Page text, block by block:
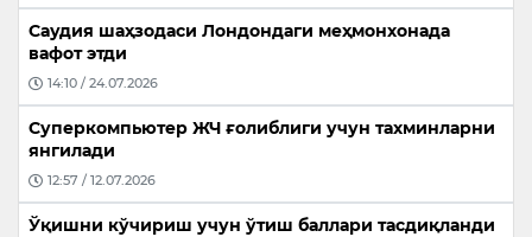
Саудия шаҳзодаси Лондондаги меҳмонхонада
вафот этди
14:10 / 24.07.2026
Суперкомпьютер ЖЧ ғолиблиги учун тахминларни
янгилади
12:57 / 12.07.2026
Ўқишни кўчириш учун ўтиш баллари тасдиқланди